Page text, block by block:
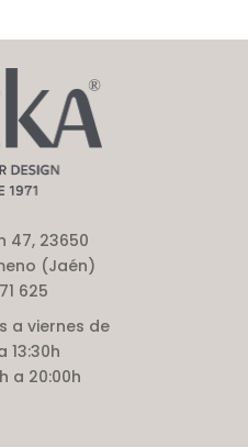
47, 23650
(Jaén)
625
a viernes de
13:30h
a 20:00h